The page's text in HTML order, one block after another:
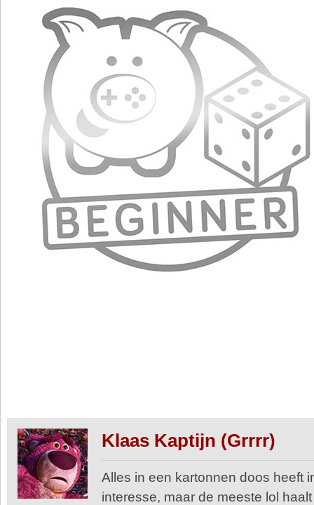
Klaas Kaptijn (Grrrr)
Alles in een kartonnen doos heeft
interesse, maar de meeste lol